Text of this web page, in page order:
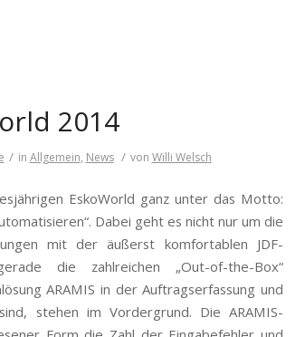
2014
/ in Allgemein, News / von Willi Welsch
EskoWorld ganz unter das Motto:
Dabei geht es nicht nur um die
mit der äußerst komfortablen JDF-
die zahlreichen „Out-of-the-Box“
ARAMIS in der Auftragserfassung und
stehen im Vordergrund. Die ARAMIS-